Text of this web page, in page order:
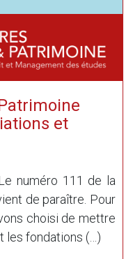
et
numéro 111 de la
de paraître. Pour
choisi de mettre
les fondations (…)